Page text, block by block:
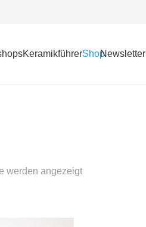
KeramikführerShopNewsletter
werden angezeigt